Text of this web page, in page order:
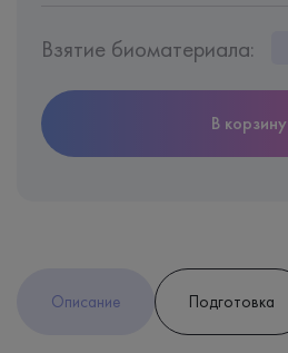
Взятие биоматериала:
В корзину
Описание Подготовка